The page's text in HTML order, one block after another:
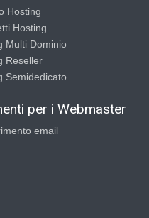
Hosting
Hosting
Multi Dominio
Reseller
Semidedicato
per i Webmaster
email